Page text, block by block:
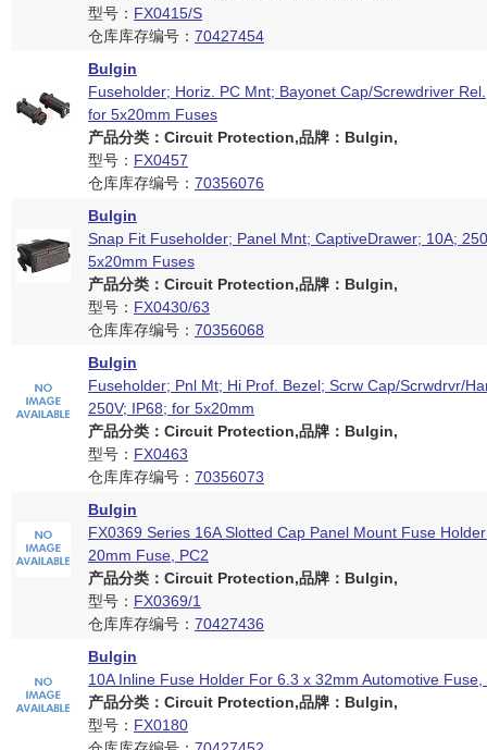
型号： FX0415/S
仓库库存编号： 70427454
Bulgin
Fuseholder; Horiz. PC Mnt; Bayonet Cap/Screwdriver
for 5x20mm Fuses
产品分类：Circuit Protection,品牌：Bulgin,
型号： FX0457
仓库库存编号： 70356076
Bulgin
Snap Fit Fuseholder; Panel Mnt; CaptiveDrawer; 10A;
5x20mm Fuses
产品分类：Circuit Protection,品牌：Bulgin,
型号： FX0430/63
仓库库存编号： 70356068
Bulgin
Fuseholder; Pnl Mt; Hi Prof. Bezel; Scrw Cap/Scrwdrvr/
250V; IP68; for 5x20mm
产品分类：Circuit Protection,品牌：Bulgin,
型号： FX0463
仓库库存编号： 70356073
Bulgin
FX0369 Series 16A Slotted Cap Panel Mount Fuse
20mm Fuse, PC2
产品分类：Circuit Protection,品牌：Bulgin,
型号： FX0369/1
仓库库存编号： 70427436
Bulgin
10A Inline Fuse Holder For 6.3 x 32mm Automotive Fuse,
产品分类：Circuit Protection,品牌：Bulgin,
型号： FX0180